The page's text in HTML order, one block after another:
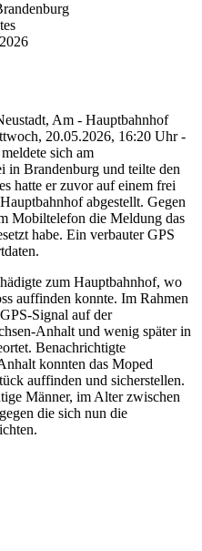
Am - Hauptbahnhof
20.05.2026, 16:20 Uhr -
sich am
in Brandenburg und teilte den
hatte er zuvor auf einem frei
abgestellt. Gegen
Mobiltelefon die Meldung das
habe. Ein verbauter GPS
zum Hauptbahnhof, wo
auffinden konnte. Im Rahmen
Signal auf der
Anhalt und wenig später in
Benachrichtigte
konnten das Moped
auffinden und sicherstellen.
Männer, im Alter zwischen
die sich nun die